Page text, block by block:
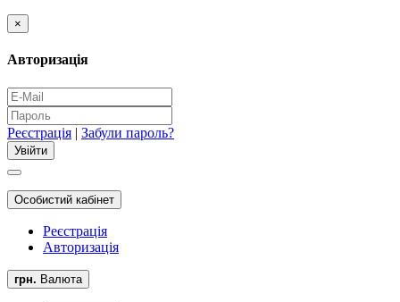
×
Авторизація
Реєстрація | Забули пароль?
Особистий кабінет
Реєстрація
Авторизація
грн. Валюта